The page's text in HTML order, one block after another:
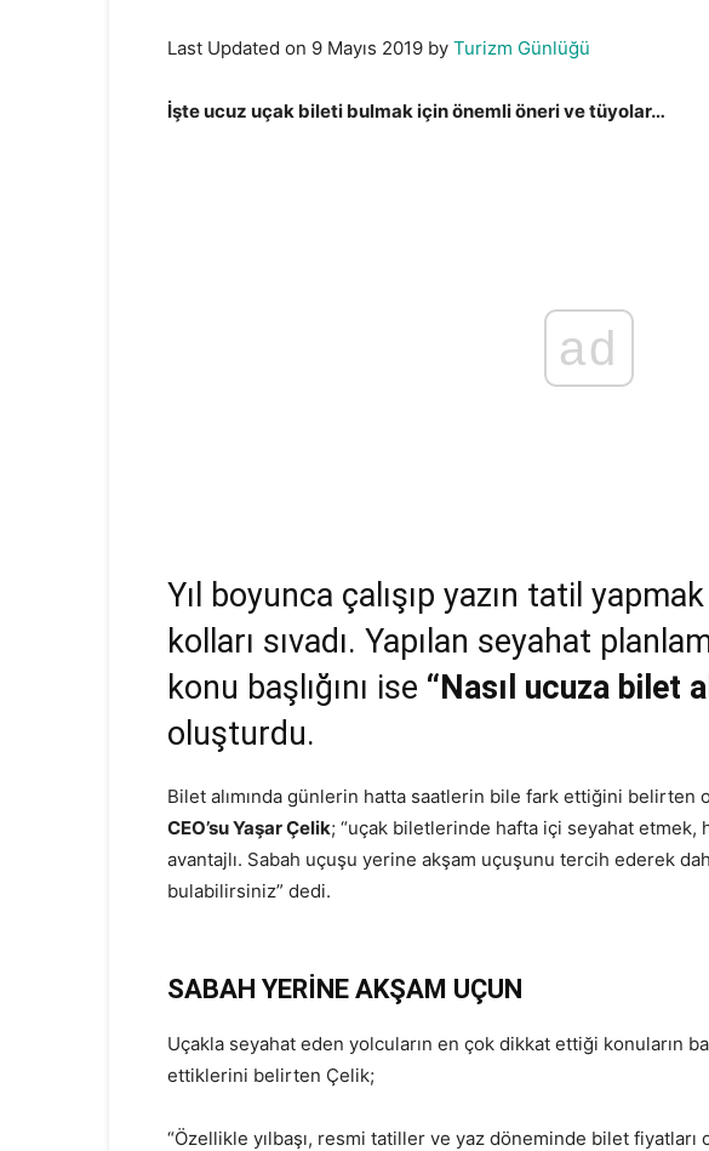
Last Updated on 9 Mayıs 2019 by Turizm Günlüğü
İşte ucuz uçak bileti bulmak için önemli öneri ve tüyolar…
ad
Yıl boyunca çalışıp yazın tatil
kolları sıvadı. Yapılan seyahat
konu başlığını ise “Nasıl ucuza bilet
oluşturdu.
Bilet alımında günlerin hatta saatlerin bile fark ettiğini belirten
CEO’su Yaşar Çelik; “uçak biletlerinde hafta içi seyahat etmek,
avantajlı. Sabah uçuşu yerine akşam uçuşunu tercih ederek
bulabilirsiniz” dedi.
SABAH YERİNE AKŞAM UÇUN
Uçakla seyahat eden yolcuların en çok dikkat ettiği konuların
ettiklerini belirten Çelik;
“Özellikle yılbaşı, resmi tatiller ve yaz döneminde bilet fiyatları